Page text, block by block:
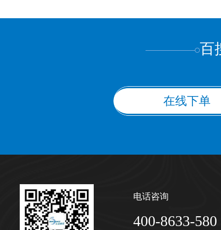
百
在线下单
电话咨询
400-8633-580